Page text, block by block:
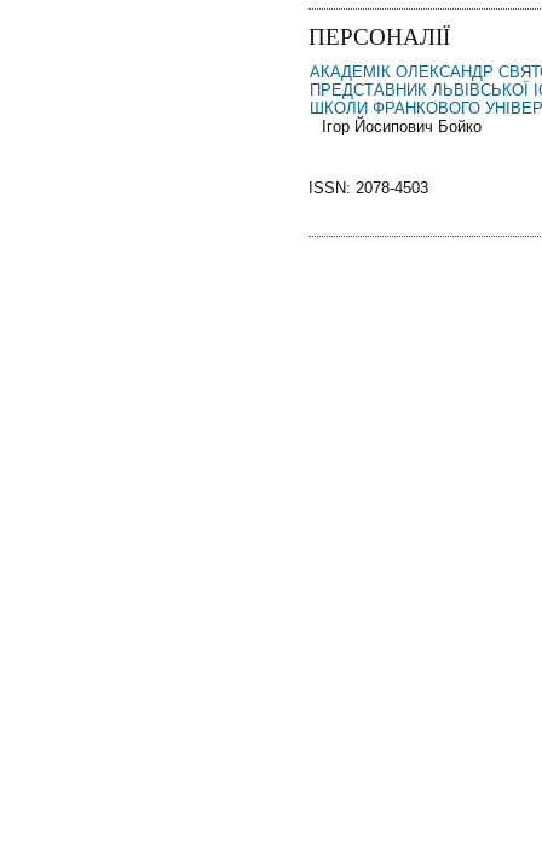
ПЕРСОНАЛІЇ
АКАДЕМІК ОЛЕКСАНДР
ПРЕДСТАВНИК ЛЬВІВСЬКОЇ
ШКОЛИ ФРАНКОВОГО
Ігор Йосипович Бойко
ISSN: 2078-4503